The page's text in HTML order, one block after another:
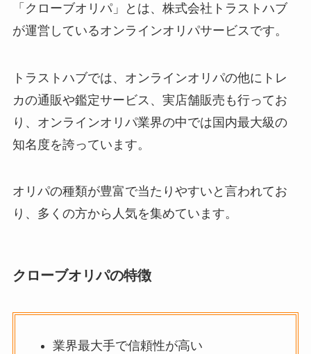
「クローブオリパ」とは、株式会社トラストハブ
が運営しているオンラインオリパサービスです。
トラストハブでは、オンラインオリパの他にトレ
カの通販や鑑定サービス、実店舗販売も行ってお
り、オンラインオリパ業界の中では国内最大級の
知名度を誇っています。
オリパの種類が豊富で当たりやすいと言われてお
り、多くの方から人気を集めています。
クローブオリパの特徴
業界最大手で信頼性が高い